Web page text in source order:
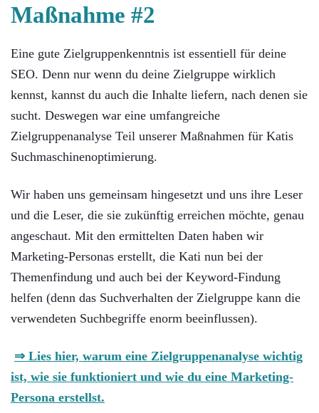
Maßnahme #2
Eine gute Zielgruppenkenntnis ist essentiell für deine
SEO. Denn nur wenn du deine Zielgruppe wirklich
kennst, kannst du auch die Inhalte liefern, nach denen sie
sucht. Deswegen war eine umfangreiche
Zielgruppenanalyse Teil unserer Maßnahmen für Katis
Suchmaschinenoptimierung.
Wir haben uns gemeinsam hingesetzt und uns ihre Leser
und die Leser, die sie zukünftig erreichen möchte, genau
angeschaut. Mit den ermittelten Daten haben wir
Marketing-Personas erstellt, die Kati nun bei der
Themenfindung und auch bei der Keyword-Findung
helfen (denn das Suchverhalten der Zielgruppe kann die
verwendeten Suchbegriffe enorm beeinflussen).
⇒ Lies hier, warum eine Zielgruppenanalyse wichtig
ist, wie sie funktioniert und wie du eine Marketing-
Persona erstellst.